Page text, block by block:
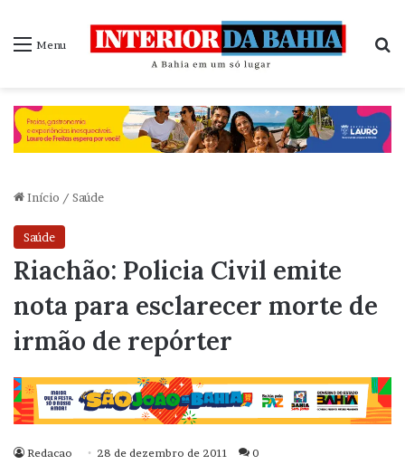
Menu
Início / Saúde
Saúde
Riachão: Policia Civil emite
nota para esclarecer morte de
irmão de repórter
Redacao 28 de dezembro de 2011 0